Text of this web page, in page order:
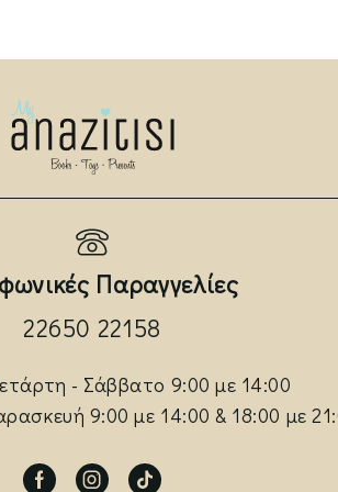
Παραγγελίες
22650 22158
- Σάββατο 9:00 με 14:00
9:00 με 14:00 & 18:00 με